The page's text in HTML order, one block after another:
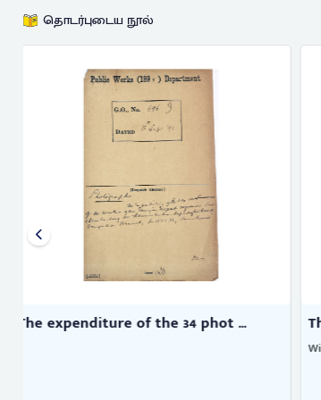
தொடர்புடைய நூல்
The works of the late Clifton ...